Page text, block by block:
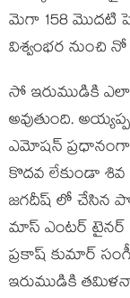
మెగా 158 మొదటి
విశ్వంభర నుంచి నో
సో ఇరుముడికి
అవుతుంది.
ఎమోషన్
కొదవ లేకుండా శివ
జగదీష్ లో చేసిన
మాస్ ఎంటర్ టైనర్
ప్రకాష్ కుమార్
ఇరుముడికి